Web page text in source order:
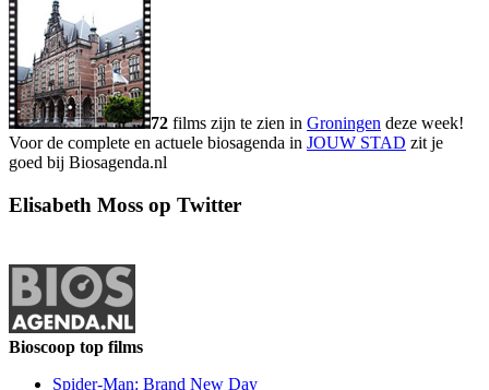
72 films zijn te zien in Groningen deze week!
Voor de complete en actuele biosagenda in JOUW STAD zit je
goed bij Biosagenda.nl
Elisabeth Moss op Twitter
Bioscoop top films
Spider-Man: Brand New Day